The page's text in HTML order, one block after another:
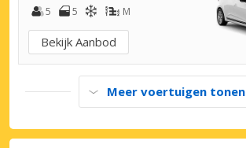
5
5 M
Bekijk Aanbod
Meer voertuigen tonen